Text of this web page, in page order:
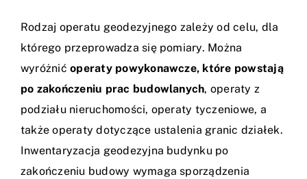
Rodzaj operatu geodezyjnego zależy od celu, dla
którego przeprowadza się pomiary. Można
wyróżnićoperaty powykonawcze, które powstają
po zakończeniu prac budowlanych, operaty z
podziału nieruchomości, operaty tyczeniowe, a
także operaty dotyczące ustalenia granic działek.
Inwentaryzacja geodezyjna budynku po
zakończeniu budowy wymaga sporządzenia